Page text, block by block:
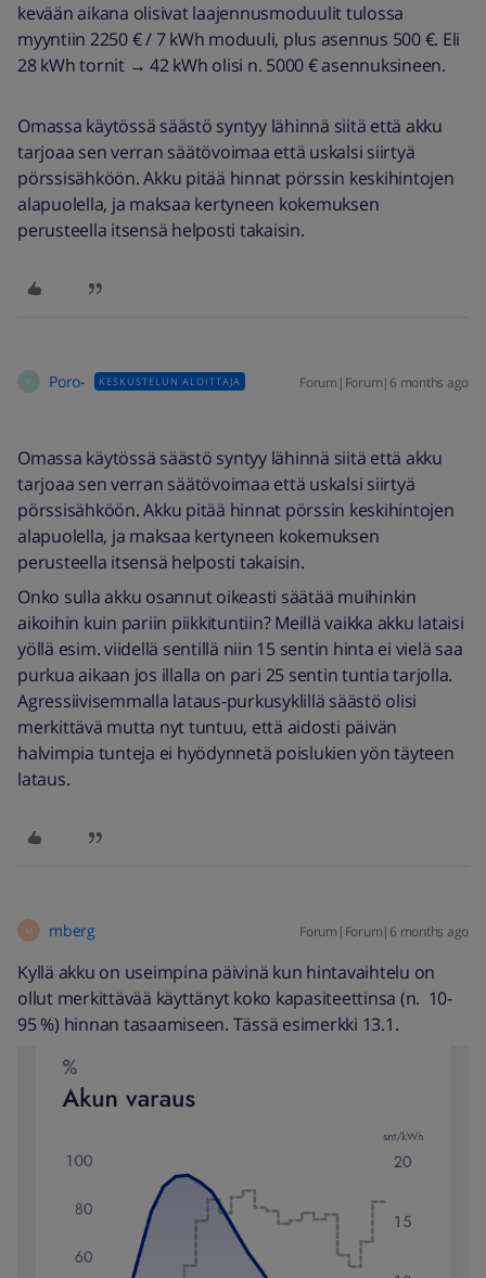
kevään aikana olisivat laajennusmoduulit tulossa
myyntiin 2250 € / 7 kWh moduuli, plus asennus 500 €. Eli
28 kWh tornit → 42 kWh olisi n. 5000 € asennuksineen.
Omassa käytössä säästö syntyy lähinnä siitä että akku
tarjoaa sen verran säätövoimaa että uskalsi siirtyä
pörssisähköön. Akku pitää hinnat pörssin keskihintojen
alapuolella, ja maksaa kertyneen kokemuksen
perusteella itsensä helposti takaisin.
P Poro- KESKUSTELUN ALOITTAJA Forum|Forum|6 months ago
Omassa käytössä säästö syntyy lähinnä siitä että akku
tarjoaa sen verran säätövoimaa että uskalsi siirtyä
pörssisähköön. Akku pitää hinnat pörssin keskihintojen
alapuolella, ja maksaa kertyneen kokemuksen
perusteella itsensä helposti takaisin.
Onko sulla akku osannut oikeasti säätää muihinkin
aikoihin kuin pariin piikkituntiin? Meillä vaikka akku lataisi
yöllä esim. viidellä sentillä niin 15 sentin hinta ei vielä saa
purkua aikaan jos illalla on pari 25 sentin tuntia tarjolla.
Agressiivisemmalla lataus-purkusyklillä säästö olisi
merkittävä mutta nyt tuntuu, että aidosti päivän
halvimpia tunteja ei hyödynnetä poislukien yön täyteen
lataus.
M mberg Forum|Forum|6 months ago
Kyllä akku on useimpina päivinä kun hintavaihtelu on
ollut merkittävää käyttänyt koko kapasiteettinsa (n. 10-
95 %) hinnan tasaamiseen. Tässä esimerkki 13.1.